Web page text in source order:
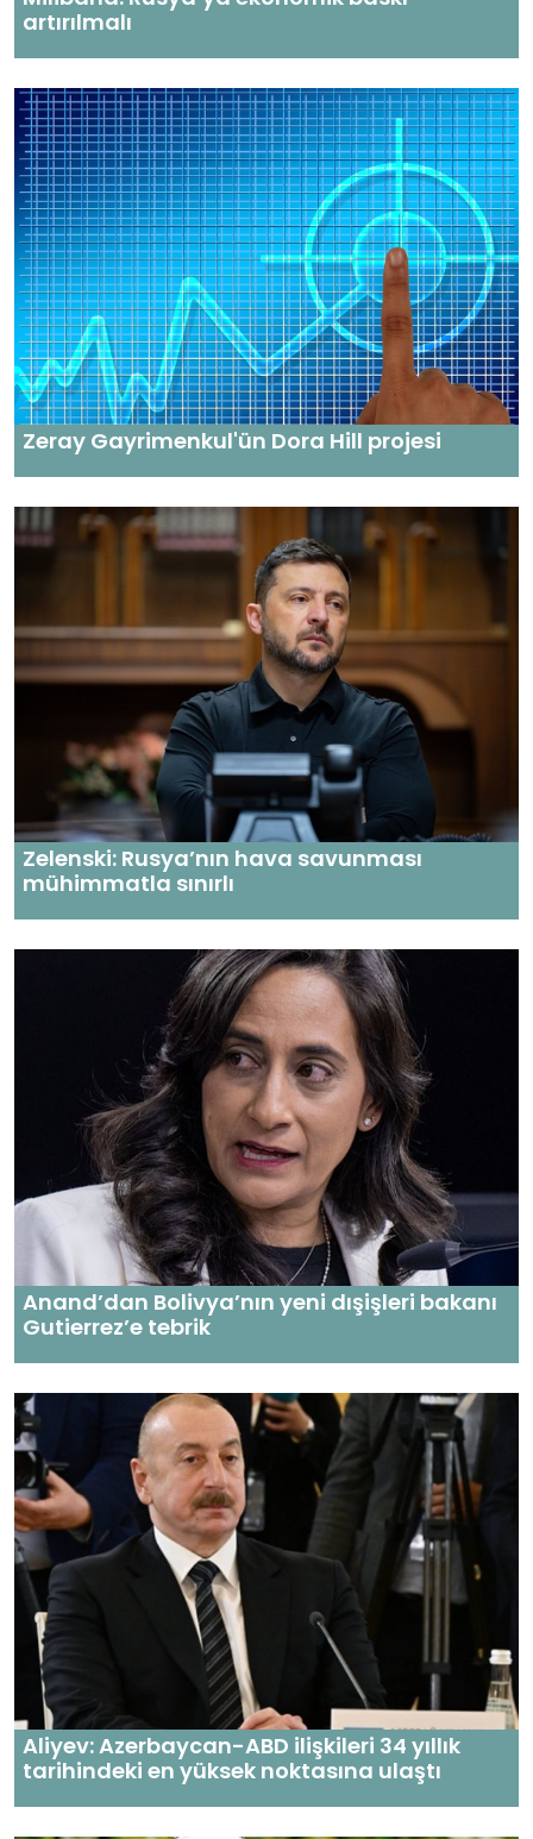
artırılmalı
Zeray Gayrimenkul'ün Dora Hill projesi
Zelenski: Rusya’nın hava savunması
mühimmatla sınırlı
Anand’dan Bolivya’nın yeni dışişleri bakanı
Gutierrez’e tebrik
Aliyev: Azerbaycan-ABD ilişkileri 34 yıllık
tarihindeki en yüksek noktasına ulaştı